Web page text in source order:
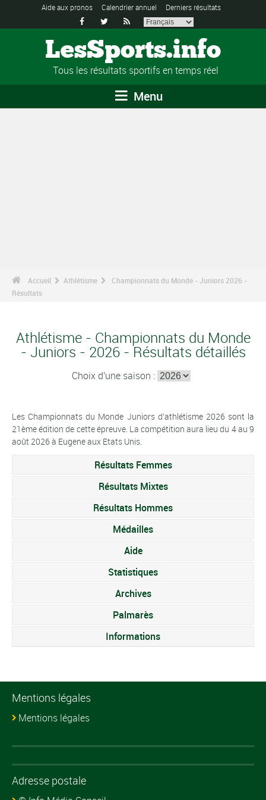
Aide aux pronos Calendrier annuel Derniers résultats
  
LesSports.info
Tous les résultats sportifs en temps réel
Menu
Accueil Athlétisme
Championnats du Monde - Juniors 2026 -
Résultats
Athlétisme - Championnats du Monde
- Juniors - 2026 - Résultats détaillés
Choix d'une saison :
Les Championnats du Monde Juniors d'athlétisme 2026 sont la
21ème édition de cette épreuve. La compétition aura lieu du 4 au 9
août 2026 à Eugene aux Etats Unis.
Résultats Femmes
Résultats Mixtes
Résultats Hommes
Médailles
Aide
Statistiques
Archives
Palmarès
Informations
Mentions légales
Mentions légales
Adresse postale